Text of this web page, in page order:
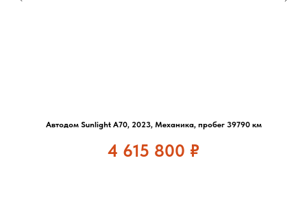
Автодом Sunlight A70, 2023, Механика, пробег 39790 км
4 615 800 ₽